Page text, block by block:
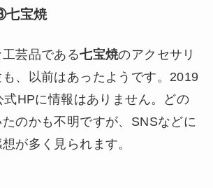
七宝焼
芸品である七宝焼のアクセサリ
、以前はあったようです。2019
HPに情報はありません。どの
のかも不明ですが、SNSなどに
が多く見られます。